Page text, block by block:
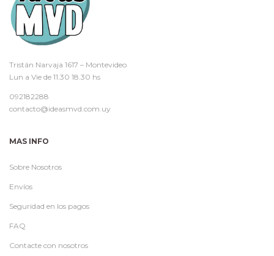
Tristán Narvaja 1617 – Montevideo
Lun a Vie de 11.30 18.30 hs
092182288
contacto@ideasmvd.com.uy
MAS INFO
Sobre Nosotros
Envíos
Seguridad en los pagos
FAQ
Contacte con nosotros